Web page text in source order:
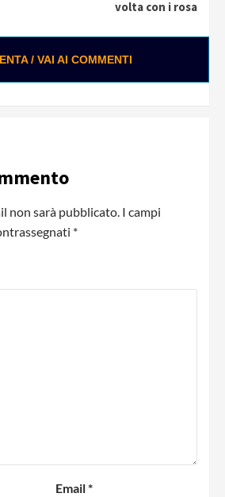
volta con i rosa
/ VAI AI COMMENTI
non sarà pubblicato. I campi
*
Email*